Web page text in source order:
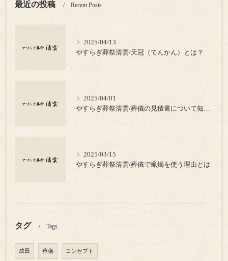
最近の投稿 Recent Posts
2025/04/13
やすらぎ葬祭清雲/天冠（てんかん）とは？
2025/04/01
2025/03/15
やすらぎ葬祭清雲/葬儀で蝋燭を使う理由とは
タグ Tags
成田 葬儀 コンセプト